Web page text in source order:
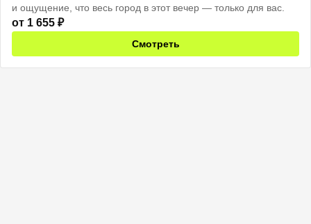
и ощущение, что весь город в этот вечер — только для вас.
от 1 655 ₽
Смотреть